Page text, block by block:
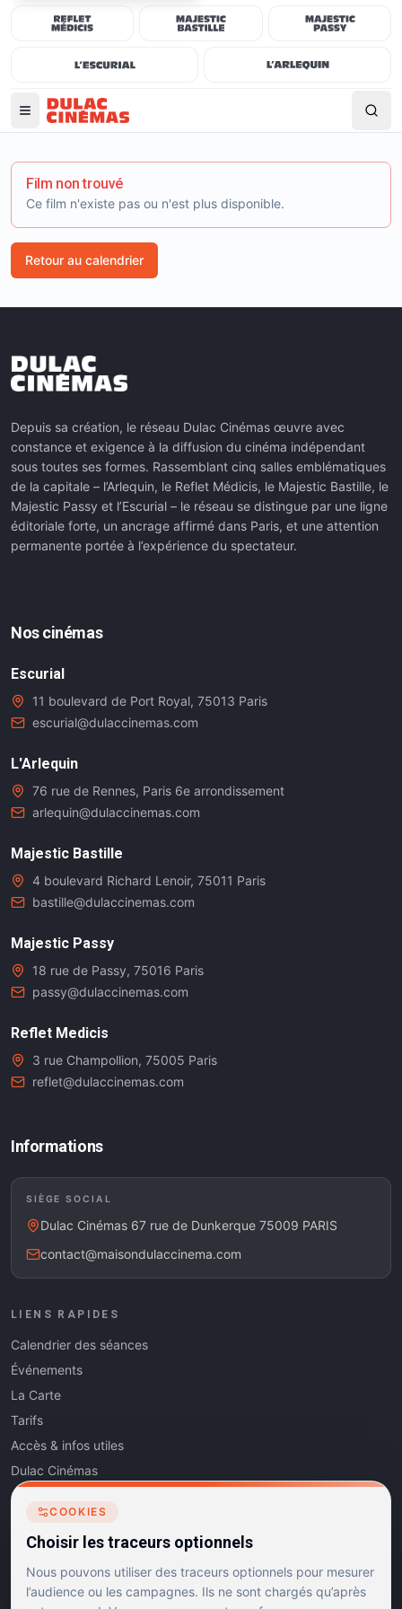
Film non trouvé
Ce film n'existe pas ou n'est plus disponible.
Retour au calendrier
Depuis sa création, le réseau Dulac Cinémas œuvre avec
constance et exigence à la diffusion du cinéma indépendant
sous toutes ses formes. Rassemblant cinq salles emblématiques
de la capitale – l’Arlequin, le Reflet Médicis, le Majestic Bastille, le
Majestic Passy et l’Escurial – le réseau se distingue par une ligne
éditoriale forte, un ancrage affirmé dans Paris, et une attention
permanente portée à l’expérience du spectateur.
Nos cinémas
Escurial
11 boulevard de Port Royal, 75013 Paris
escurial@dulaccinemas.com
L'Arlequin
76 rue de Rennes, Paris 6e arrondissement
arlequin@dulaccinemas.com
Majestic Bastille
4 boulevard Richard Lenoir, 75011 Paris
bastille@dulaccinemas.com
Majestic Passy
18 rue de Passy, 75016 Paris
passy@dulaccinemas.com
Reflet Medicis
3 rue Champollion, 75005 Paris
reflet@dulaccinemas.com
Informations
SIÈGE SOCIAL
Dulac Cinémas 67 rue de Dunkerque 75009 PARIS
contact@maisondulaccinema.com
LIENS RAPIDES
Calendrier des séances
Événements
La Carte
Tarifs
Accès & infos utiles
Dulac Cinémas
Cinéma5
Les Dits de l'Art
Contact
COOKIES
Choisir les traceurs optionnels
Nous pouvons utiliser des traceurs optionnels pour mesurer
l’audience ou les campagnes. Ils ne sont chargés qu’après